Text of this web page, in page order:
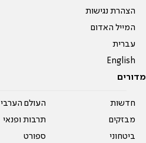
הצהרת נגישות
המייל האדום
עברית
English
מדורים
חדשות
מבזקים
ביטחוני
העולם הערבי
תרבות ופנאי
ספורט